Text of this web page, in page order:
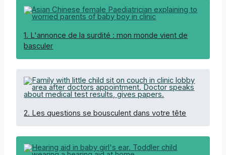
1. L'annonce de la surdité : mon monde vient de
basculer
2. Les questions se bousculent dans votre tête